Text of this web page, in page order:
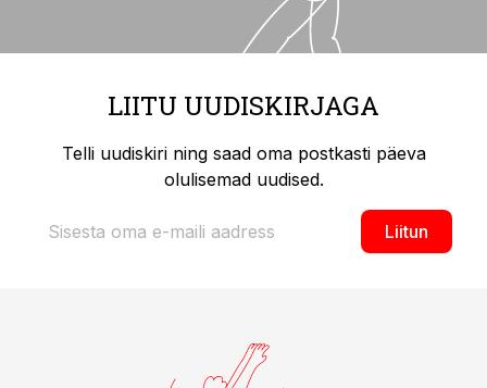
LIITU UUDISKIRJAGA
Telli uudiskiri ning saad oma postkasti päeva
olulisemad uudised.
Liitun